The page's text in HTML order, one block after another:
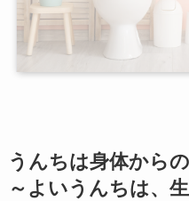
うんちは身体から
～よいうんちは、